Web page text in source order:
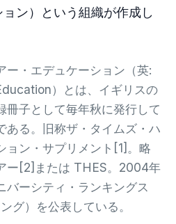
ン）という組織が作成し
ー・エデュケーション（英:
）とは、イギリスの
冊子として毎年秋に発行して
ある。旧称ザ・タイムズ・ハ
ョン・サプリメント[1]。略
ー[2]または THES。2004年
バーシティ・ランキングス
グ）を公表している。